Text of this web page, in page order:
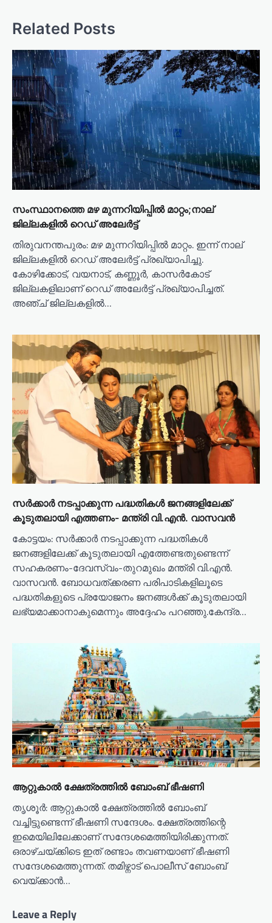
i
g
a
t
i
o
n
Related Posts
സംസ്ഥാനത്തെ മഴ മുന്നറിയിപ്പിൽ മാറ്റം;നാല്
ജില്ലകളില്‍ റെഡ് അലേര്‍ട്ട്
തിരുവനന്തപുരം: മഴ മുന്നറിയിപ്പിൽ മാറ്റം. ഇന്ന് നാല്
ജില്ലകളിൽ റെഡ് അലേർട്ട് പ്രഖ്യാപിച്ചു.
കോഴിക്കോട്, വയനാട്, കണ്ണൂർ, കാസർകോട്
ജില്ലകളിലാണ് റെഡ് അലേർട്ട് പ്രഖ്യാപിച്ചത്.
അഞ്ച് ജില്ലകളിൽ…
സർക്കാർ നടപ്പാക്കുന്ന പദ്ധതികൾ ജനങ്ങളിലേക്ക്
കൂടുതലായി എത്തണം- മന്ത്രി വി.എൻ. വാസവൻ
കോട്ടയം: സർക്കാർ നടപ്പാക്കുന്ന പദ്ധതികൾ
ജനങ്ങളിലേക്ക് കൂടുതലായി എത്തേണ്ടതുണ്ടെന്ന്
സഹകരണം-ദേവസ്വം-തുറമുഖം മന്ത്രി വി.എൻ.
വാസവൻ. ബോധവത്ക്കരണ പരിപാടികളിലൂടെ
പദ്ധതികളുടെ പ്രയോജനം ജനങ്ങൾക്ക് കൂടുതലായി
ലഭ്യമാക്കാനാകുമെന്നും അദ്ദേഹം പറഞ്ഞു.കേന്ദ്ര…
ആറ്റുകാൽ ക്ഷേത്രത്തിൽ ബോംബ് ഭീഷണി
തൃശൂർ: ആറ്റുകാൽ ക്ഷേത്രത്തിൽ ബോംബ്
വച്ചിട്ടുണ്ടെന്ന് ഭീഷണി സന്ദേശം. ക്ഷേത്രത്തിന്റെ
ഇമെയിലിലേക്കാണ് സന്ദേശമെത്തിയിരിക്കുന്നത്.
ഒരാഴ്ചയ്ക്കിടെ ഇത് രണ്ടാം തവണയാണ് ഭീഷണി
സന്ദേശമെത്തുന്നത്. തമിഴ്നാട് പൊലീസ് ബോംബ്
വെയ്ക്കാൻ…
Leave a Reply